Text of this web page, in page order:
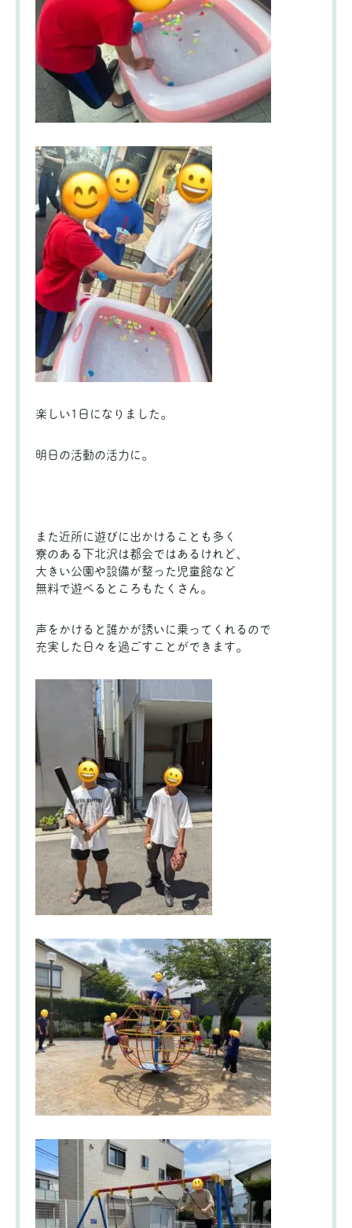
楽しい1日になりました。
明日の活動の活力に。
また近所に遊びに出かけることも多く
寮のある下北沢は都会ではあるけれど、
大きい公園や設備が整った児童館など
無料で遊べるところもたくさん。
声をかけると誰かが誘いに乗ってくれるので
充実した日々を過ごすことができます。